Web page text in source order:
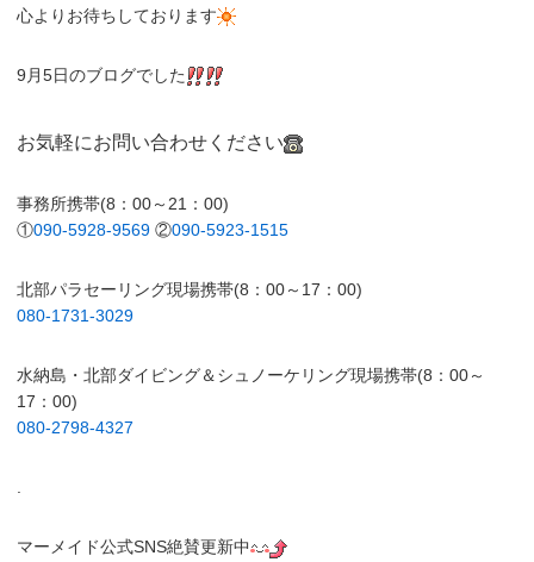
心よりお待ちしております
9月5日のブログでした
お気軽にお問い合わせください
事務所携帯(8：00～21：00)
①090-5928-9569 ②090-5923-1515
北部パラセーリング現場携帯(8：00～17：00)
080-1731-3029
水納島・北部ダイビング＆シュノーケリング現場携帯(8：00～
17：00)
080-2798-4327
.
マーメイド公式SNS絶賛更新中